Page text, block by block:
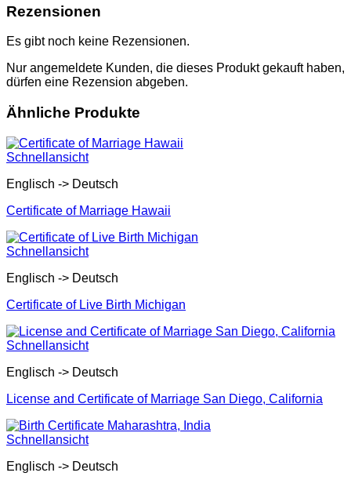
Rezensionen
Es gibt noch keine Rezensionen.
Nur angemeldete Kunden, die dieses Produkt gekauft haben,
dürfen eine Rezension abgeben.
Ähnliche Produkte
Schnellansicht
Englisch -> Deutsch
Certificate of Marriage Hawaii
Schnellansicht
Englisch -> Deutsch
Certificate of Live Birth Michigan
Schnellansicht
Englisch -> Deutsch
License and Certificate of Marriage San Diego, California
Schnellansicht
Englisch -> Deutsch